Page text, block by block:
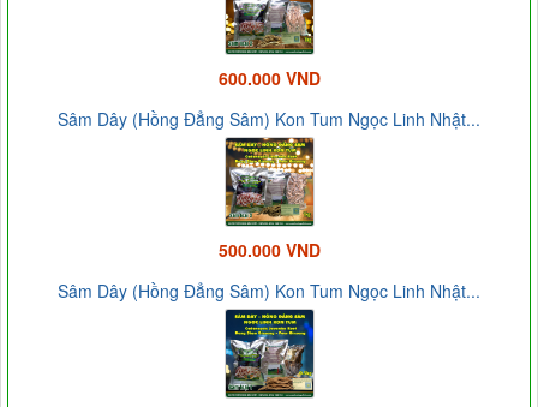
600.000 VND
Sâm Dây (Hồng Đẳng Sâm) Kon Tum Ngọc Linh Nhật...
500.000 VND
Sâm Dây (Hồng Đẳng Sâm) Kon Tum Ngọc Linh Nhật...